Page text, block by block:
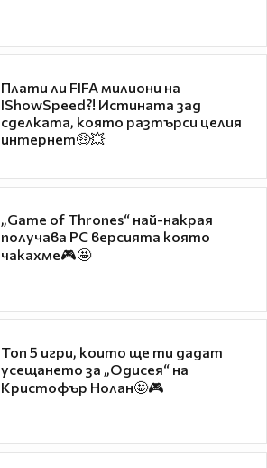
Плати ли FIFA милиони на
IShowSpeed?! Истината зад
сделката, която разтърси целия
интернет🤑💥
„Game of Thrones“ най-накрая
получава PC версията която
чакахме🎮🤩
Топ 5 игри, които ще ти дадат
усещането за „Одисея“ на
Кристофър Нолан🤩🎮